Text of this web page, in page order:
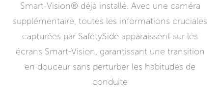
Smart-Vision® déjà installé. Avec une caméra
supplémentaire, toutes les informations cruciales
capturées par SafetySide apparaissent sur les
écrans Smart-Vision, garantissant une transition
en douceur sans perturber les habitudes de
conduite